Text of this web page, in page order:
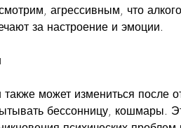
агрессивным, что
за настроение и эмоции.
может измениться после
бессонницу, кошмары.